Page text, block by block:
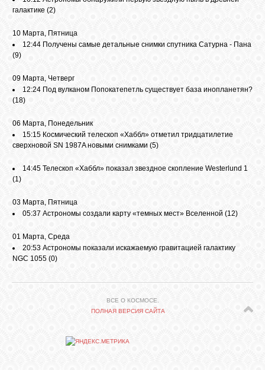
галактике (2)
10 Марта, Пятница
12:44 Получены самые детальные снимки спутника Сатурна - Пана
(9)
09 Марта, Четверг
12:24 Под вулканом Попокатепетль существует база инопланетян?
(18)
06 Марта, Понедельник
15:15 Космический телескоп «Хаббл» отметил тридцатилетие
сверхновой SN 1987A новыми снимками (5)
14:45 Телескоп «Хаббл» показал звездное скопление Westerlund 1
(1)
03 Марта, Пятница
05:37 Астрономы создали карту «темных мест» Вселенной (12)
01 Марта, Среда
20:53 Астрономы показали искажаемую гравитацией галактику
NGC 1055 (0)
ВСЕ О КОСМОСЕ.
ПОЛНАЯ ВЕРСИЯ САЙТА